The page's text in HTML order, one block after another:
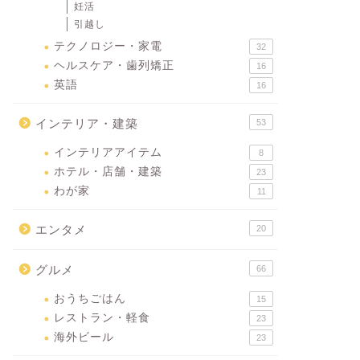
妊活
引越し
テクノロジー・家電 32
ヘルスケア・歯列矯正 16
英語 16
インテリア・建築 53
インテリアアイテム 8
ホテル・店舗・建築 23
わが家 11
エンタメ 20
グルメ 66
おうちごはん 15
レストラン・軽食 23
海外ビール 23